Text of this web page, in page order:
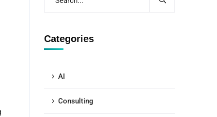
Categories
AI
Consulting